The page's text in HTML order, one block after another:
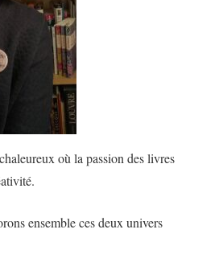
où la passion des livres
ensemble ces deux univers